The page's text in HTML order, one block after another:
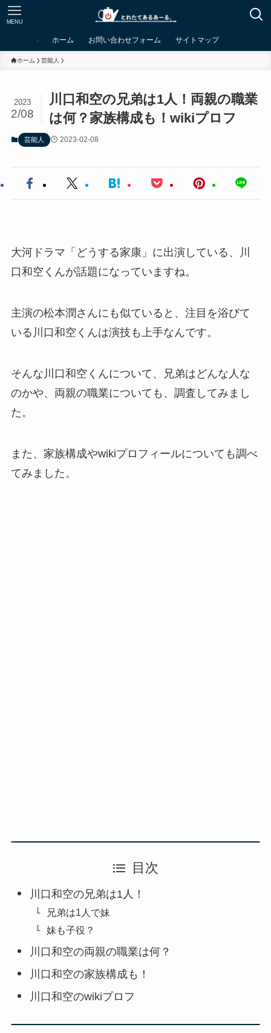
MENU
ホーム お問い合わせフォーム サイトマップ
ホーム 芸能人
川口和空の兄弟は1人！両親の職業
は何？家族構成も！wikiプロフ
2023
2/08
芸能人 2023-02-08
大河ドラマ「どうする家康」に出演している、川
口和空くんが話題になっていますね。
主演の松本潤さんにも似ていると、注目を浴びて
いる川口和空くんは演技も上手なんです。
そんな川口和空くんについて、兄弟はどんな人な
のかや、両親の職業についても、調査してみまし
た。
また、家族構成やwikiプロフィールについても調べ
てみました。
目次
川口和空の兄弟は1人！
兄弟は1人で妹
妹も子役？
川口和空の両親の職業は何？
川口和空の家族構成も！
川口和空のwikiプロフ